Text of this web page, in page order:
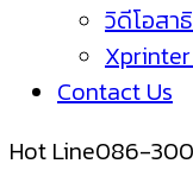
วิดีโอสา
Contact Us
Hot Line086-